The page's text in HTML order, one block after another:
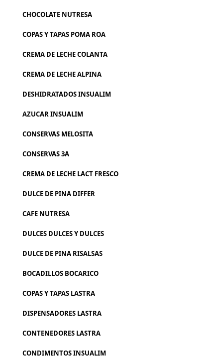
CHOCOLATE NUTRESA
COPAS Y TAPAS POMA ROA
CREMA DE LECHE COLANTA
CREMA DE LECHE ALPINA
DESHIDRATADOS INSUALIM
AZUCAR INSUALIM
CONSERVAS MELOSITA
CONSERVAS 3A
CREMA DE LECHE LACT FRESCO
DULCE DE PINA DIFFER
CAFE NUTRESA
DULCES DULCES Y DULCES
DULCE DE PINA RISALSAS
BOCADILLOS BOCARICO
COPAS Y TAPAS LASTRA
DISPENSADORES LASTRA
CONTENEDORES LASTRA
CONDIMENTOS INSUALIM